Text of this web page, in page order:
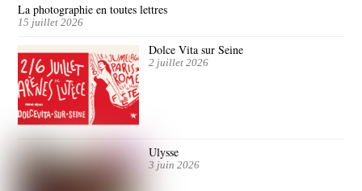
La photographie en toutes lettres
15 juillet 2026
Dolce Vita sur Seine
2 juillet 2026
Ulysse
3 juin 2026